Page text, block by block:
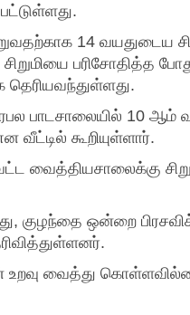
14 வயதுடைய
பரிசோதித்த போது
தெரியவந்துள்ளது.
பாடசாலையில் 10 ஆம்
வீட்டில் கூறியுள்ளார்.
வைத்தியசாலைக்கு
குழந்தை ஒன்றை
உறவு வைத்து